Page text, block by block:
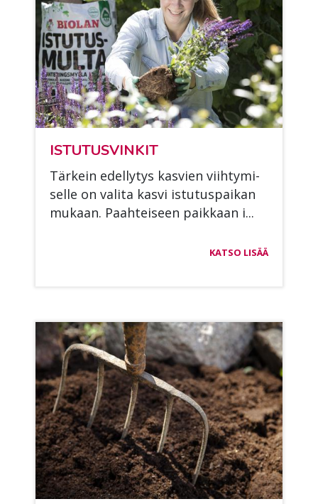
IS­TU­TUS­VIN­KIT
Tär­kein edel­ly­tys kas­vien viih­ty­mi­
sel­le on va­li­ta kas­vi is­tu­tus­pai­kan
mu­kaan. Paah­tei­seen paik­kaan i...
KATSO LISÄÄ